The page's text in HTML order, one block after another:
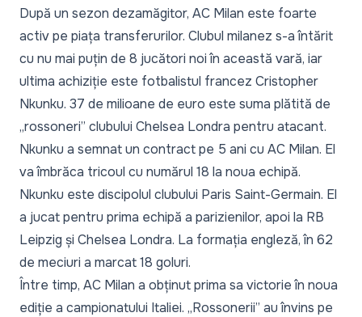
După un sezon dezamăgitor, AC Milan este foarte
activ pe piața transferurilor. Clubul milanez s-a întărit
cu nu mai puțin de 8 jucători noi în această vară, iar
ultima achiziție este fotbalistul francez Cristopher
Nkunku. 37 de milioane de euro este suma plătită de
„rossoneri” clubului Chelsea Londra pentru atacant.
Nkunku a semnat un contract pe 5 ani cu AC Milan. El
va îmbrăca tricoul cu numărul 18 la noua echipă.
Nkunku este discipolul clubului Paris Saint-Germain. El
a jucat pentru prima echipă a parizienilor, apoi la RB
Leipzig și Chelsea Londra. La formația engleză, în 62
de meciuri a marcat 18 goluri.
Între timp, AC Milan a obținut prima sa victorie în noua
ediție a campionatului Italiei. „Rossonerii” au învins pe